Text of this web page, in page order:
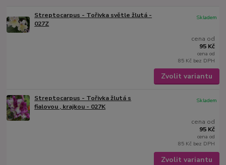
Streptocarpus - Tořivka světle žlutá -
027Z
cena od
95 Kč
cena od
85 Kč bez DPH
Skladem
Zvolit variantu
Streptocarpus - Tořivka žlutá s
fialovou , krajkou - 027K
cena od
95 Kč
cena od
85 Kč bez DPH
Skladem
Zvolit variantu